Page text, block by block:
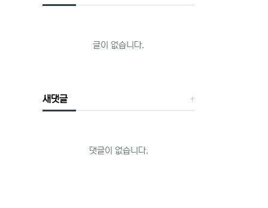
글이 없습니다.
새댓글
댓글이 없습니다.